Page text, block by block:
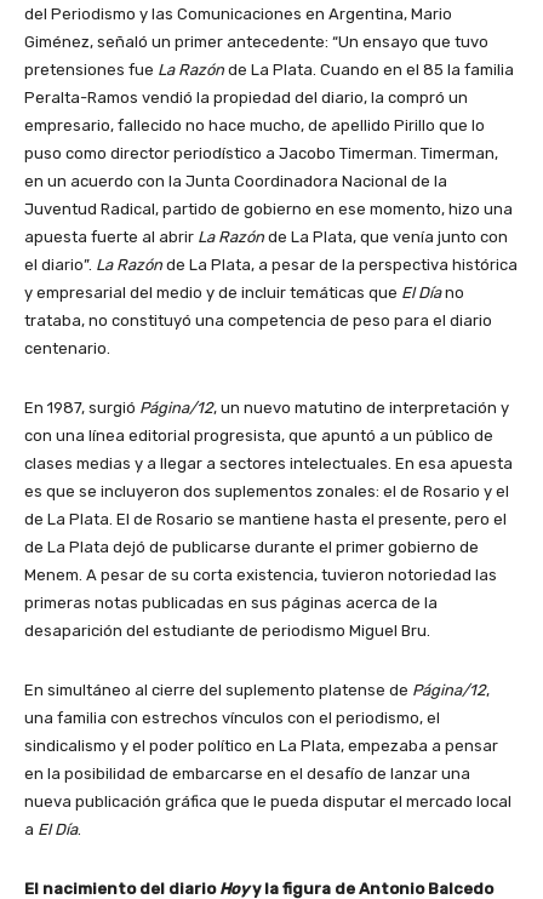
del Periodismo y las Comunicaciones en Argentina, Mario
Giménez, señaló un primer antecedente: “Un ensayo que tuvo
pretensiones fue La Razón de La Plata. Cuando en el 85 la familia
Peralta-Ramos vendió la propiedad del diario, la compró un
empresario, fallecido no hace mucho, de apellido Pirillo que lo
puso como director periodístico a Jacobo Timerman. Timerman,
en un acuerdo con la Junta Coordinadora Nacional de la
Juventud Radical, partido de gobierno en ese momento, hizo una
apuesta fuerte al abrir La Razón de La Plata, que venía junto con
el diario”. La Razón de La Plata, a pesar de la perspectiva histórica
y empresarial del medio y de incluir temáticas que El Díano
trataba, no constituyó una competencia de peso para el diario
centenario.
En 1987, surgió Página/12, un nuevo matutino de interpretación y
con una línea editorial progresista, que apuntó a un público de
clases medias y a llegar a sectores intelectuales. En esa apuesta
es que se incluyeron dos suplementos zonales: el de Rosario y el
de La Plata. El de Rosario se mantiene hasta el presente, pero el
de La Plata dejó de publicarse durante el primer gobierno de
Menem. A pesar de su corta existencia, tuvieron notoriedad las
primeras notas publicadas en sus páginas acerca de la
desaparición del estudiante de periodismo Miguel Bru.
En simultáneo al cierre del suplemento platense de Página/12,
una familia con estrechos vínculos con el periodismo, el
sindicalismo y el poder político en La Plata, empezaba a pensar
en la posibilidad de embarcarse en el desafío de lanzar una
nueva publicación gráfica que le pueda disputar el mercado local
a El Día.
El nacimiento del diarioHoyy la figura de Antonio Balcedo